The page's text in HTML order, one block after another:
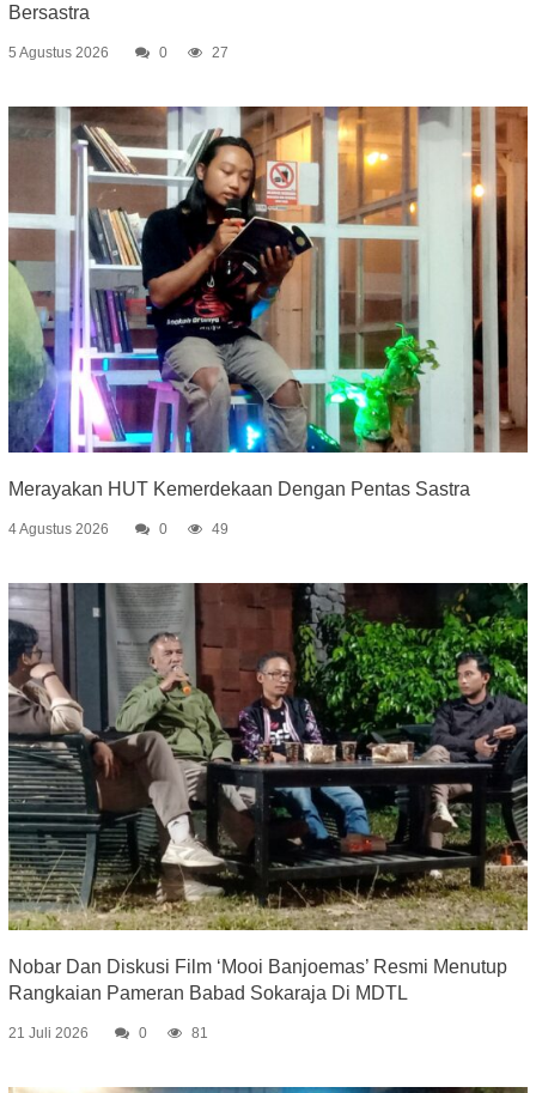
Bersastra
5 Agustus 2026 0 27
Merayakan HUT Kemerdekaan Dengan Pentas Sastra
4 Agustus 2026 0 49
Nobar Dan Diskusi Film ‘Mooi Banjoemas’ Resmi Menutup
Rangkaian Pameran Babad Sokaraja Di MDTL
21 Juli 2026 0 81